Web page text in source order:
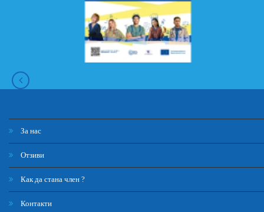
За нас
Отзиви
Как да стана член ?
Контакти